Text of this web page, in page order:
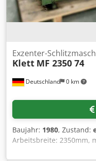
2950 mm Gewicht der
Deutschland 0 km
Exzenter-
Klett MF 2350 74
Baujahr: 1980, Zustand:
Arbeitsbreite: 2350mm,
110mm, Schlitzbreite: